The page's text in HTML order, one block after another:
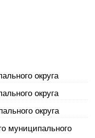
округа
округа
округа
муниципального